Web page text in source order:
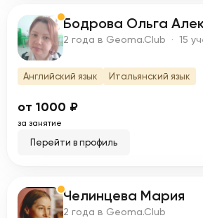
Б Бодрова Ольга
2 года в Geoma.Club · 15
Английский язык Итальянский язык
от 1000 ₽
за занятие
Перейти в профиль
Челинцева Мария
2 года в Geoma.Club